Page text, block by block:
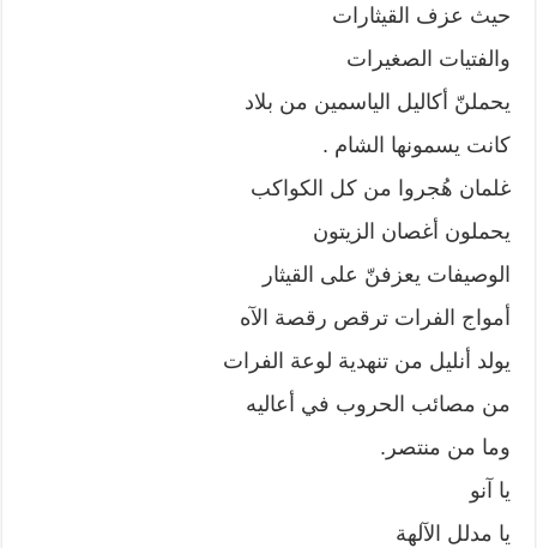
حيث عزف القيثارات
والفتيات الصغيرات
يحملنّ أكاليل الياسمين من بلاد
كانت يسمونها الشام .
غلمان هُجروا من كل الكواكب
يحملون أغصان الزيتون
الوصيفات يعزفنّ على القيثار
أمواج الفرات ترقص رقصة الآه
يولد أنليل من تنهدية لوعة الفرات
من مصائب الحروب في أعاليه
وما من منتصر.
يا آنو
يا مدلل الآلهة